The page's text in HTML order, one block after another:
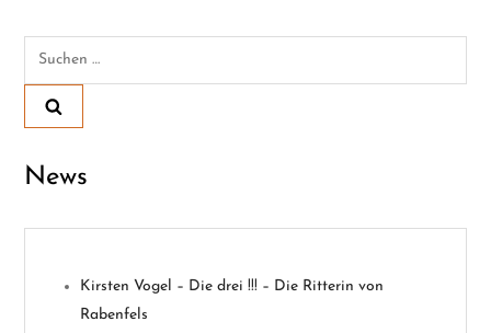
t
r
a
g
s
n
Suchen
News
Kirsten Vogel – Die drei !!! – Die Ritterin von
Rabenfels